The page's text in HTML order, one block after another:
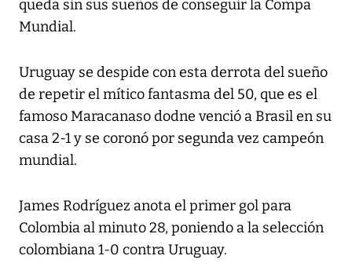
queda sin sus sueños de conseguir la Compa
Mundial.
Uruguay se despide con esta derrota del sueño
de repetir el mítico fantasma del 50, que es el
famoso Maracanaso dodne venció a Brasil en su
casa 2-1 y se coronó por segunda vez campeón
mundial.
James Rodríguez anota el primer gol para
Colombia al minuto 28, poniendo a la selección
colombiana 1-0 contra Uruguay.